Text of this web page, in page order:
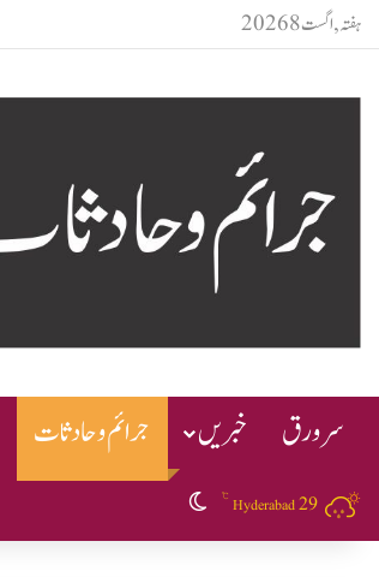
ہفتہ, اگست 8 2026
سرورق خبریں جرائم و حادثات
Hyderabad29
℃